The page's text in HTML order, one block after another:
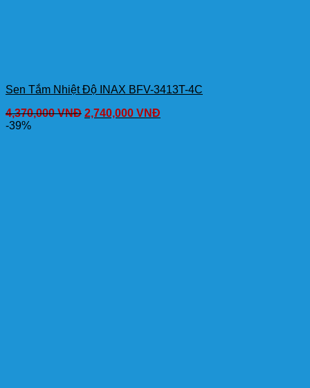
Sen Tắm Nhiệt Độ INAX BFV-3413T-4C
4,370,000VNĐ 2,740,000 VNĐ
-39%